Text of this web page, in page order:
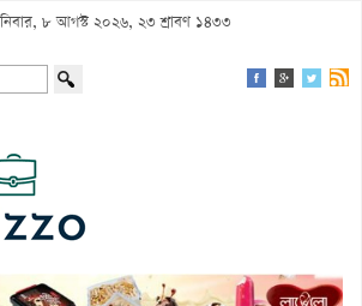
৮ আগস্ট ২০২৬, ২৩ শ্রাবণ ১৪৩৩